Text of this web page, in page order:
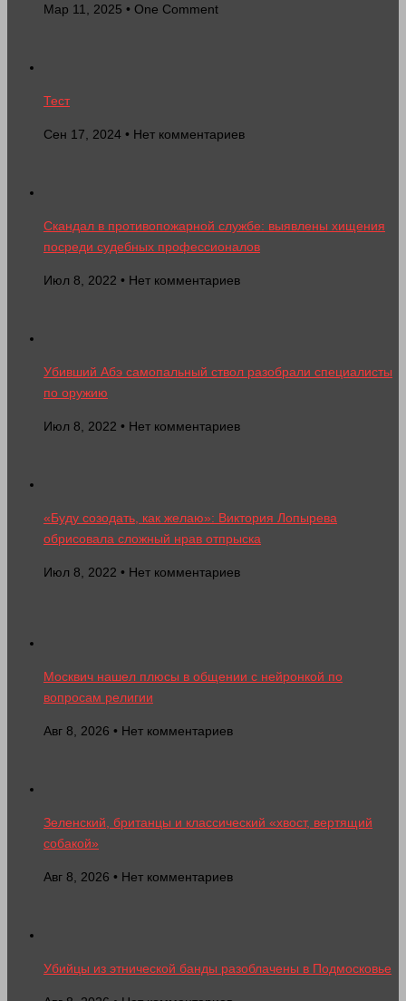
Мар 11, 2025 • One Comment
Тест
Сен 17, 2024 • Нет комментариев
Скандал в противопожарной службе: выявлены хищения
посреди судебных профессионалов
Июл 8, 2022 • Нет комментариев
Убивший Абэ самопальный ствол разобрали специалисты
по оружию
Июл 8, 2022 • Нет комментариев
«Буду созодать, как желаю»: Виктория Лопырева
обрисовала сложный нрав отпрыска
Июл 8, 2022 • Нет комментариев
Москвич нашел плюсы в общении с нейронкой по
вопросам религии
Авг 8, 2026 • Нет комментариев
Зеленский, британцы и классический «хвост, вертящий
собакой»
Авг 8, 2026 • Нет комментариев
Убийцы из этнической банды разоблачены в Подмосковье